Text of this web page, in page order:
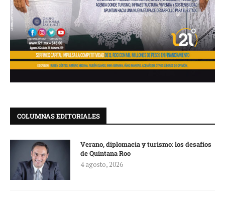
COLUMNAS EDITORIALES
Verano, diplomacia y turismo: los desafíos
de Quintana Roo
4 agosto, 2026